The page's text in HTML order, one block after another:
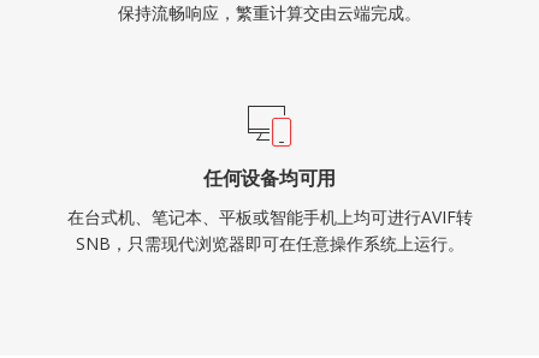
保持流畅响应，繁重计算交由云端完成。
任何设备均可用
在台式机、笔记本、平板或智能手机上均可进行AVIF转
SNB，只需现代浏览器即可在任意操作系统上运行。